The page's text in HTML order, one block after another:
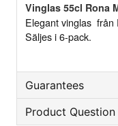
Vinglas 55cl Rona
Elegant vinglas från
Säljes i 6-pack.
Guarantees
Höjd (cm)
Product